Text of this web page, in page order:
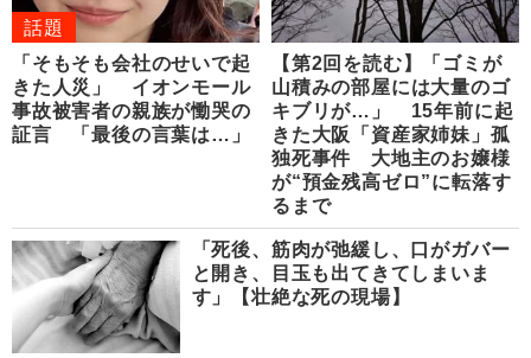
話題
「そもそも会社のせいで起
きた人災」 イオンモール
事故被害者の親族が慟哭の
証言 「最後の言葉は…」
【第2回を読む】「ゴミが
山積みの部屋には大量のゴ
キブリが…」 15年前に起
きた大阪「資産家姉妹」孤
独死事件 大地主のお嬢様
が“預金残高ゼロ”に転落す
るまで
「死後、筋肉が弛緩し、口がガバー
と開き、目玉も出てきてしまいま
す」【壮絶な死の現場】